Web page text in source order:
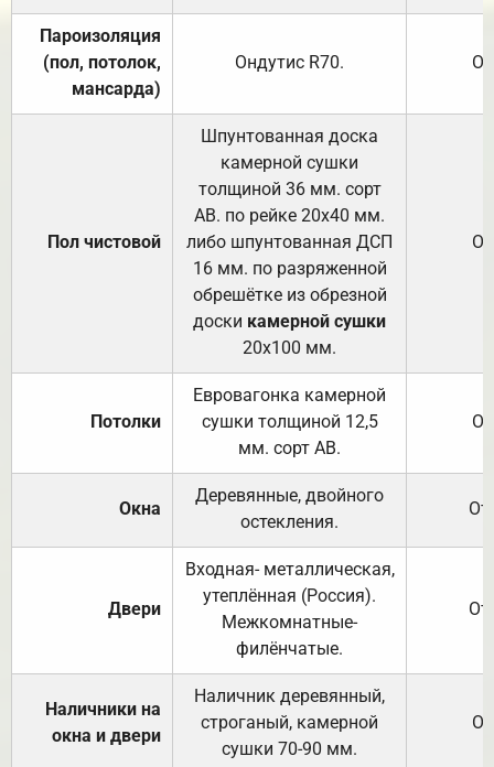
Пароизоляция
(пол, потолок,
мансарда)
Ондутис R70.
Пол чистовой
Шпунтованная доска
камерной сушки
толщиной 36 мм. сорт
АВ. по рейке 20х40 мм.
либо шпунтованная ДСП
16 мм. по разряженной
обрешётке из обрезной
доски камерной сушки
20х100 мм.
Потолки
Евровагонка камерной
сушки толщиной 12,5
мм. сорт АВ.
Окна
Деревянные, двойного
остекления.
Двери
Входная- металлическая,
утеплённая (Россия).
Межкомнатные-
филёнчатые.
Наличники на
окна и двери
Наличник деревянный,
строганый, камерной
сушки 70-90 мм.